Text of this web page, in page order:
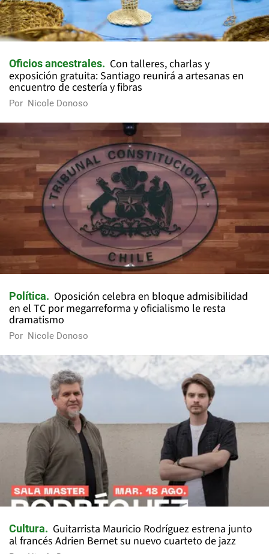
Oficios ancestrales
Con talleres, charlas y
exposición gratuita: Santiago reunirá a artesanas en
encuentro de cestería y fibras
Por Nicole Donoso
Política
Oposición celebra en bloque admisibilidad
en el TC por megarreforma y oficialismo le resta
dramatismo
Por Nicole Donoso
Cultura
Guitarrista Mauricio Rodríguez estrena junto
al francés Adrien Bernet su nuevo cuarteto de jazz